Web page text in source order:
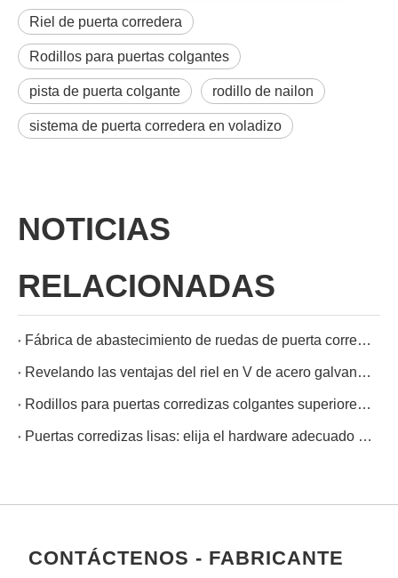
Riel de puerta corredera
Rodillos para puertas colgantes
pista de puerta colgante rodillo de nailon
sistema de puerta corredera en voladizo
NOTICIAS
RELACIONADAS
Fábrica de abastecimiento de ruedas de puerta corrediza-Zhejiang Open Company
Revelando las ventajas del riel en V de acero galvanizado para abridores de puertas corredizas
Rodillos para puertas corredizas colgantes superiores: soluciones que ahorran espacio para hogares modernos
Puertas corredizas lisas: elija el hardware adecuado para sus correderas
CONTÁCTENOS - FABRICANTE